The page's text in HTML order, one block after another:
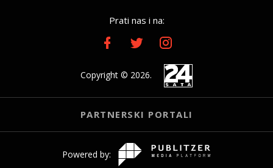
Prati nas i na:
Copyright © 2026.
PARTNERSKI PORTALI
Powered by: